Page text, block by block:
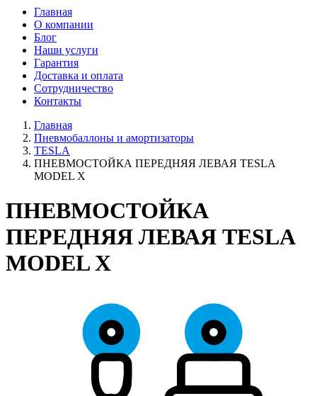
Главная
О компании
Блог
Наши услуги
Гарантия
Доставка и оплата
Сотрудничество
Контакты
Главная
Пневмобаллоны и амортизаторы
TESLA
ПНЕВМОСТОЙКА ПЕРЕДНЯЯ ЛЕВАЯ TESLA
MODEL X
ПНЕВМОСТОЙКА
ПЕРЕДНЯЯ ЛЕВАЯ TESLA
MODEL X